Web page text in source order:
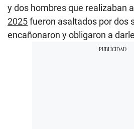
y dos hombres que realizaban
2025fueron asaltados por dos
encañonaron y obligaron a